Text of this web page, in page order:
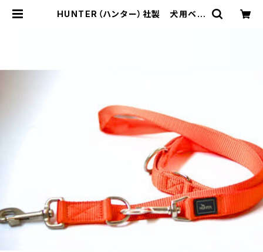
HUNTER（ハンター）社製 犬用ベー